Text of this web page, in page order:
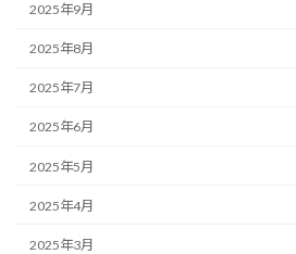
2025年9月
2025年8月
2025年7月
2025年6月
2025年5月
2025年4月
2025年3月